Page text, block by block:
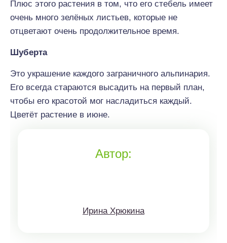
Плюс этого растения в том, что его стебель имеет
очень много зелёных листьев, которые не
отцветают очень продолжительное время.
Шуберта
Это украшение каждого заграничного альпинария.
Его всегда стараются высадить на первый план,
чтобы его красотой мог насладиться каждый.
Цветёт растение в июне.
Автор:
Ирина Хрюкина